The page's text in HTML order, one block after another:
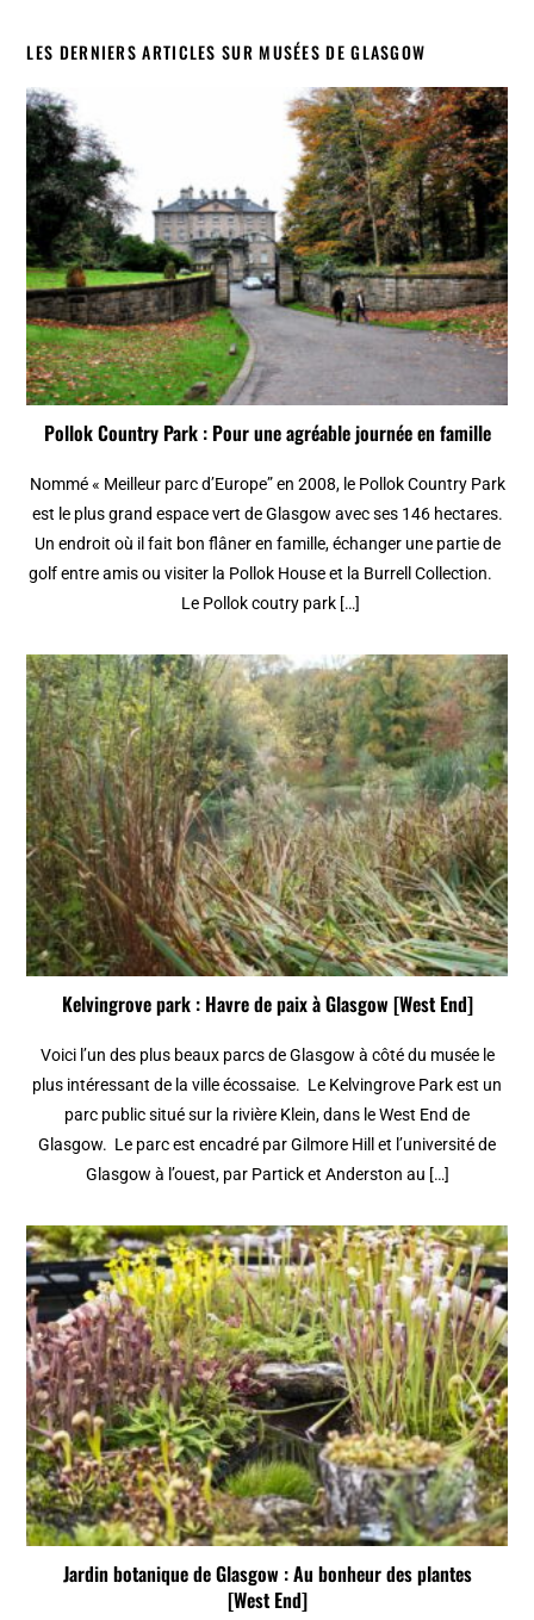
LES DERNIERS ARTICLES SUR MUSÉES DE GLASGOW
Pollok Country Park : Pour une agréable journée en famille
Nommé « Meilleur parc d’Europe” en 2008, le Pollok Country Park
est le plus grand espace vert de Glasgow avec ses 146 hectares.
Un endroit où il fait bon flâner en famille, échanger une partie de
golf entre amis ou visiter la Pollok House et la Burrell Collection.
Le Pollok coutry park […]
Kelvingrove park : Havre de paix à Glasgow [West End]
Voici l’un des plus beaux parcs de Glasgow à côté du musée le
plus intéressant de la ville écossaise. Le Kelvingrove Park est un
parc public situé sur la rivière Klein, dans le West End de
Glasgow. Le parc est encadré par Gilmore Hill et l’université de
Glasgow à l’ouest, par Partick et Anderston au […]
Jardin botanique de Glasgow : Au bonheur des plantes
[West End]